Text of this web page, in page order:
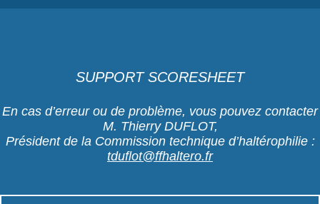
SUPPORT SCORESHEET
En cas d’erreur ou de problème, vous pouvez contacter
M. Thierry DUFLOT,
Président de la Commission technique d’haltérophilie :
tduflot@ffhaltero.fr